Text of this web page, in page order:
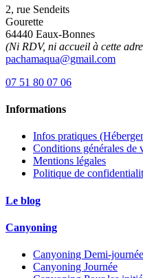
2, rue Sendeits
Gourette
64440 Eaux-Bonnes
(Ni RDV, ni accueil à cette
pachamaqua@gmail.com
07 51 80 07 06
Informations
Infos pratiques
Conditions générales de
Mentions légales
Politique de
Le blog
Canyoning
Canyoning Demi-journée
Canyoning Journée